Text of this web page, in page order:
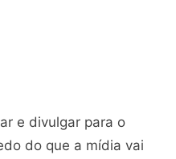
e divulgar para o
do que a mídia vai